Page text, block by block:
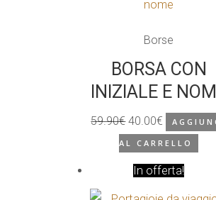
Borse
BORSA CON
INIZIALE E
59.90€
Il
prezzo
originale
era:
40.00€
Il
prezzo
attuale
è:
AL CARRELLO
In offerta!